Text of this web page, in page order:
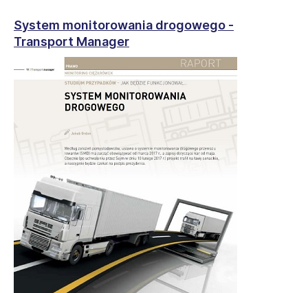
System monitorowania drogowego -
Transport Manager